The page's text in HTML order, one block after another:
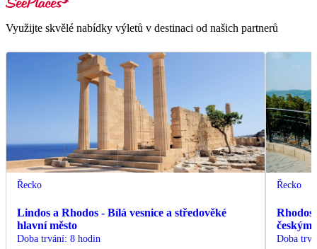
Využijte skvělé nabídky výletů v destinaci od našich partnerů
Řecko
Lindos a Rhodos - Bílá vesnice a středověké
hlavní město
Doba trvání: 8 hodin
Řecko
Rhodos
českým
Doba